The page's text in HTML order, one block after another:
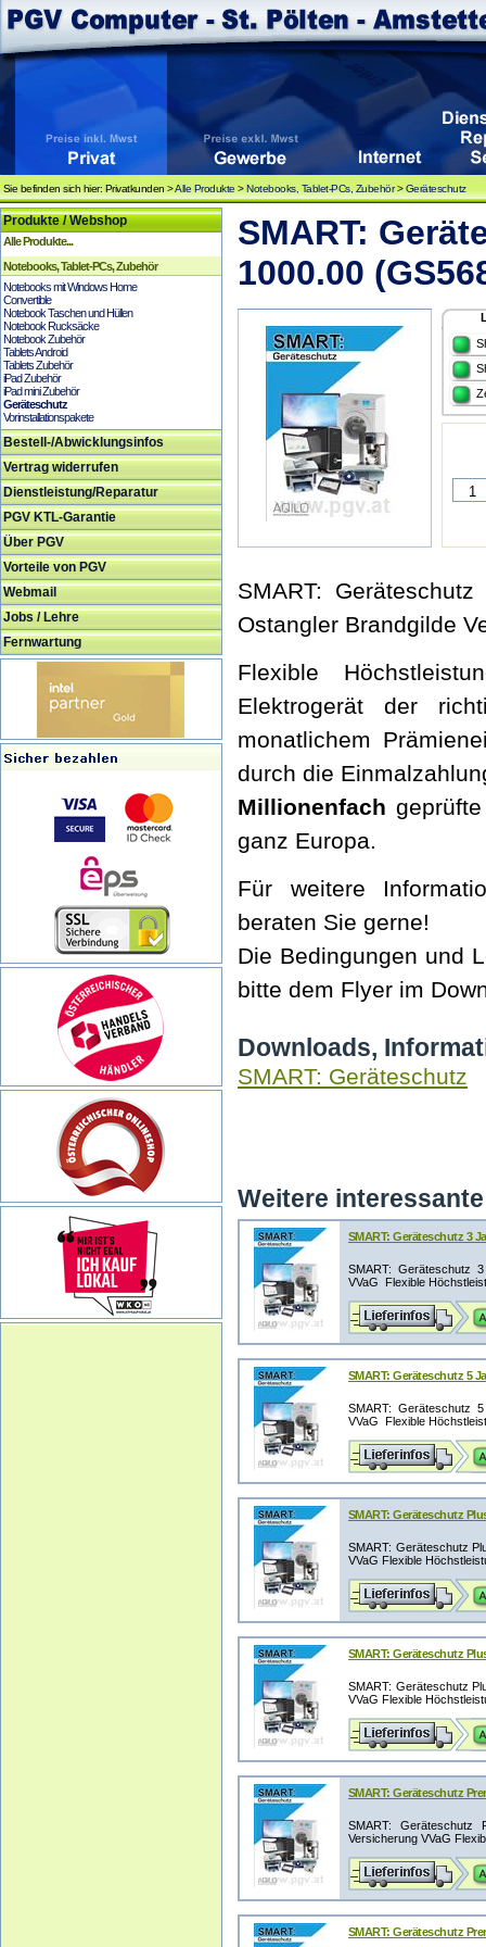
Sie befinden sich hier: Privatkunden >Alle Produkte >Notebooks, Tablet-PCs, Zubehör>Geräteschutz
Produkte / Webshop
Alle Produkte...
Notebooks, Tablet-PCs, Zubehör
Notebooks mit Windows Home
Convertible
Notebook Taschen und Hüllen
Notebook Rucksäcke
Notebook Zubehör
Tablets Android
Tablets Zubehör
iPad Zubehör
iPad mini Zubehör
Geräteschutz
Vorinstallationspakete
Bestell-/Abwicklungsinfos
Vertrag widerrufen
Dienstleistung/Reparatur
PGV KTL-Garantie
Über PGV
Vorteile von PGV
Webmail
Jobs / Lehre
Fernwartung
SMART:
1000.00
SMART:
Ostangler Brandgilde
Flexible
Elektrogerät der
monatlichem
durch die
Millionenfach
ganz Europa.
Für weitere
beraten Sie gerne!
Die Bedingungen und
bitte dem Flyer im
Downloads,
SMART: Geräteschutz
Weitere
SMART: Geräteschutz 3
SMART: Geräteschutz
VVaG Flexible
SMART: Geräteschutz 5
SMART: Geräteschutz
VVaG Flexible
SMART: Geräteschutz
SMART: Geräteschutz
VVaG Flexible
SMART: Geräteschutz
SMART: Geräteschutz
VVaG Flexible
SMART: Geräteschutz
SMART: Geräteschutz
Versicherung VVaG
SMART: Geräteschutz